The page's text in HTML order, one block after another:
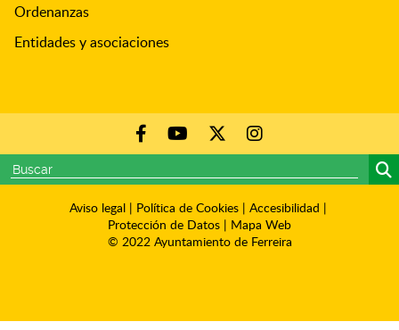
Ordenanzas
Entidades y asociaciones
© 2022 Ayuntamiento de Ferreira
Aviso legal | Política de Cookies | Accesibilidad |
Protección de Datos | Mapa Web